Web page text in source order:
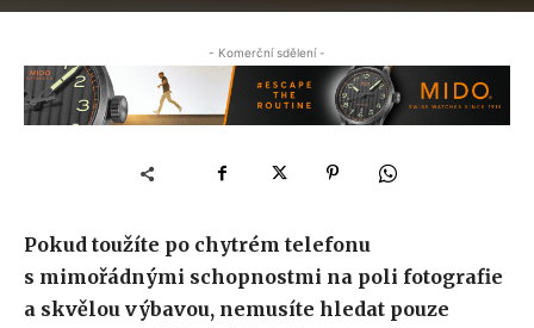
- Komerční sdělení -
Pokud toužíte po chytrém telefonu
s mimořádnými schopnostmi na poli fotografie
a skvělou výbavou, nemusíte hledat pouze